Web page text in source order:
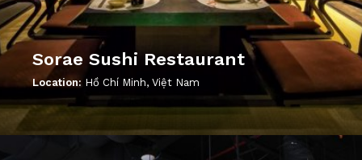
Sorae Sushi Restaurant
Location: Hồ Chí Minh, Việt Nam